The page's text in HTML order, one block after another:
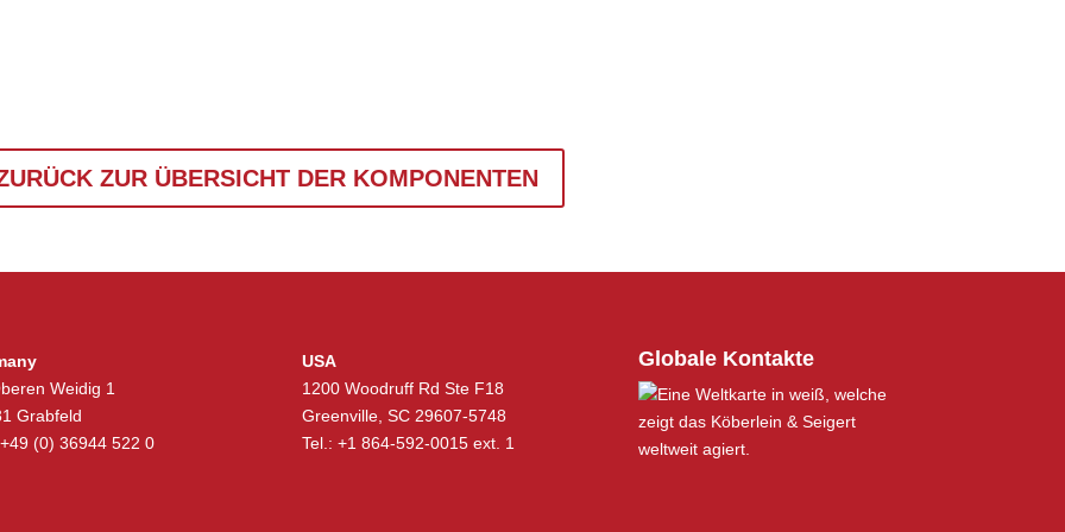
ZUR ÜBERSICHT DER KOMPONENTEN
Weidig 1
Grabfeld
(0) 36944 522 0
USA
1200 Woodruff Rd Ste F18
Greenville, SC 29607-5748
Tel.: +1 864-592-0015 ext. 1
Globale Kontakte